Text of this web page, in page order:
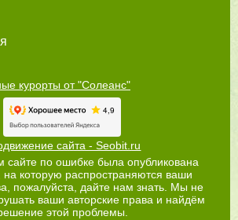
курорты от "Солеанс"
сайта - Seobit.ru
сайте по ошибке была опубликована
которую распространяются ваши
пожалуйста, дайте нам знать. Мы не
ваши авторские права и найдём
этой проблемы.